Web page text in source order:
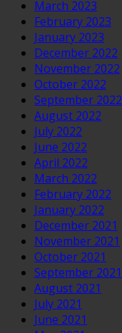
March 2023
February 2023
January 2023
December 2022
November 2022
October 2022
September 2022
August 2022
July 2022
June 2022
April 2022
March 2022
February 2022
January 2022
December 2021
November 2021
October 2021
September 2021
August 2021
July 2021
June 2021